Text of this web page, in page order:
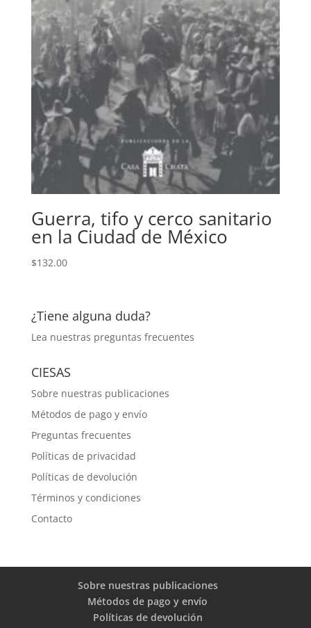
Guerra, tifo y cerco sanitario
en la Ciudad de México
$132.00
¿Tiene alguna duda?
Lea nuestras preguntas frecuentes
CIESAS
Sobre nuestras publicaciones
Métodos de pago y envío
Preguntas frecuentes
Políticas de privacidad
Políticas de devolución
Términos y condiciones
Contacto
Sobre nuestras publicaciones
Métodos de pago y envío
Políticas de devolución